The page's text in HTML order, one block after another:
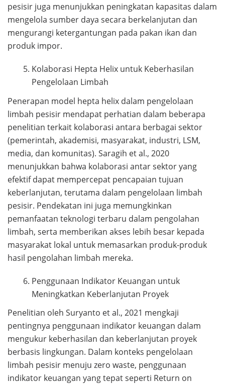
pesisir juga menunjukkan peningkatan kapasitas dalam
mengelola sumber daya secara berkelanjutan dan
mengurangi ketergantungan pada pakan ikan dan
produk impor.
Kolaborasi Hepta Helix untuk Keberhasilan
Pengelolaan Limbah
Penerapan model hepta helix dalam pengelolaan
limbah pesisir mendapat perhatian dalam beberapa
penelitian terkait kolaborasi antara berbagai sektor
(pemerintah, akademisi, masyarakat, industri, LSM,
media, dan komunitas). Saragih et al., 2020
menunjukkan bahwa kolaborasi antar sektor yang
efektif dapat mempercepat pencapaian tujuan
keberlanjutan, terutama dalam pengelolaan limbah
pesisir. Pendekatan ini juga memungkinkan
pemanfaatan teknologi terbaru dalam pengolahan
limbah, serta memberikan akses lebih besar kepada
masyarakat lokal untuk memasarkan produk-produk
hasil pengolahan limbah mereka.
Penggunaan Indikator Keuangan untuk
Meningkatkan Keberlanjutan Proyek
Penelitian oleh Suryanto et al., 2021 mengkaji
pentingnya penggunaan indikator keuangan dalam
mengukur keberhasilan dan keberlanjutan proyek
berbasis lingkungan. Dalam konteks pengelolaan
limbah pesisir menuju zero waste, penggunaan
indikator keuangan yang tepat seperti Return on